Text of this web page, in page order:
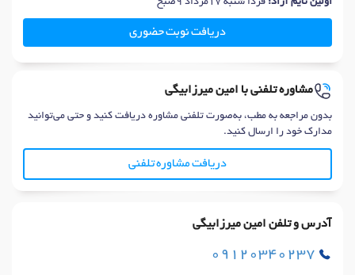
دریافت نوبت حضوری
مشاوره تلفنی با امین میرزابیگی
بدون مراجعه به مطب، به‌صورت تلفنی مشاوره دریافت کنید و حتی می‌توانید
مدارک خود را ارسال کنید.
دریافت مشاوره تلفنی
آدرس و تلفن امین میرزابیگی
09120340237